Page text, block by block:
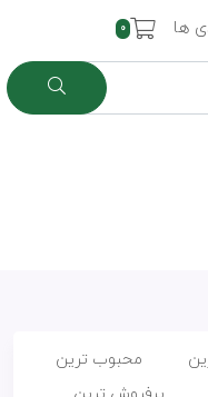
ها 0
محبوب ترین